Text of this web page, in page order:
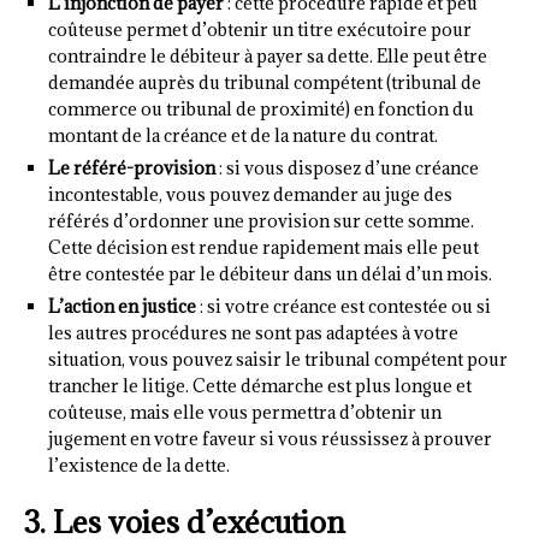
coûteuse permet d’obtenir un titre exécutoire pour
contraindre le débiteur à payer sa dette. Elle peut être
demandée auprès du tribunal compétent (tribunal de
commerce ou tribunal de proximité) en fonction du
montant de la créance et de la nature du contrat.
Le référé-provision: si vous disposez d’une créance
incontestable, vous pouvez demander au juge des
référés d’ordonner une provision sur cette somme.
Cette décision est rendue rapidement mais elle peut
être contestée par le débiteur dans un délai d’un mois.
L’action en justice: si votre créance est contestée ou si
les autres procédures ne sont pas adaptées à votre
situation, vous pouvez saisir le tribunal compétent pour
trancher le litige. Cette démarche est plus longue et
coûteuse, mais elle vous permettra d’obtenir un
jugement en votre faveur si vous réussissez à prouver
l’existence de la dette.
3. Les voies d’exécution